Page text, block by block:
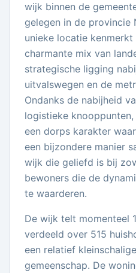
wijk binnen de
gelegen in de provincie
unieke locatie
charmante mix van
strategische ligging
uitvalswegen en de
Ondanks de nabijheid
logistieke
een dorps karakter
een bijzondere manier
wijk die geliefd is bij
bewoners die de
te waarderen.
De wijk telt momenteel
verdeeld over 515
een relatief
gemeenschap. De